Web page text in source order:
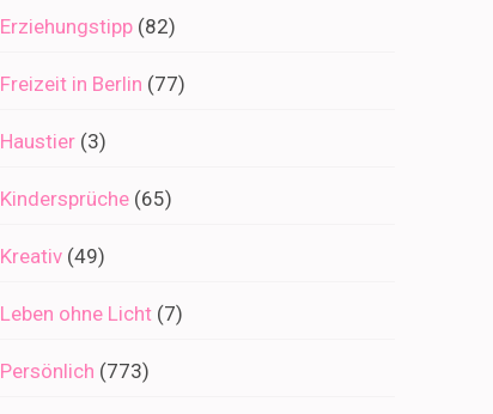
Erziehungstipp (82)
Freizeit in Berlin (77)
Haustier (3)
Kindersprüche (65)
Kreativ (49)
Leben ohne Licht (7)
Persönlich (773)